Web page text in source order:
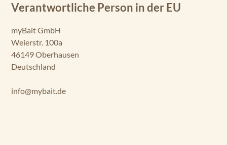
Verantwortliche Person in der EU
myBait GmbH
Weierstr. 100a
46149 Oberhausen
Deutschland
info@mybait.de